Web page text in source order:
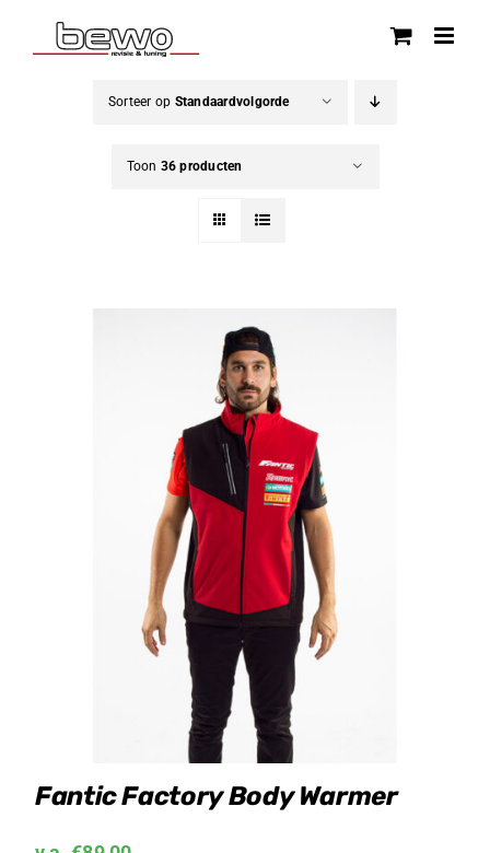
naar
Sorteer op Standaardvolgorde
Toon 36 producten
Fantic Factory Body Warmer